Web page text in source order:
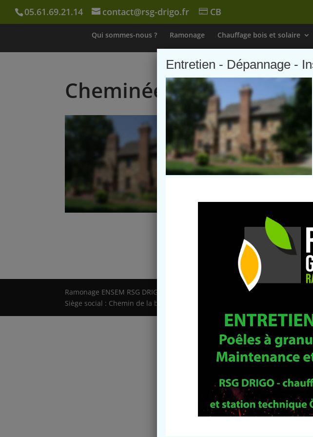
05.61.69.21.14 contact@rsg-drigo.fr CB
Qui sommes-nous ? Ramonage Chauffage bois et solaire
Cheminée poêle insert
Ramonage ENSEM RSG DRIGO
Siège social : Chemin de la barthète - 09210 Lézat sur Lèze -
Entretien - Dépannage -